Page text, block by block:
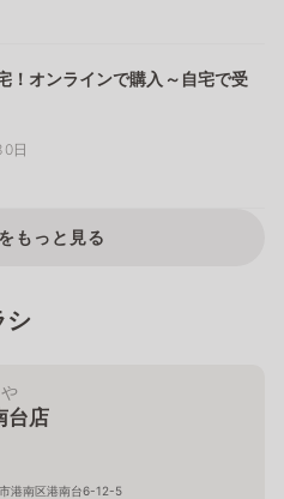
！オンラインで購入～自宅で受
日
もっと見る
シ
台店
港南区港南台6-12-5